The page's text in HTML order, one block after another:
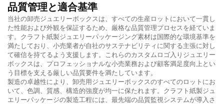
品質管理と適合基準
当社の卸売ジュエリーボックスは、すべての生産ロットにおいて一貫し
た性能および外観を保証するため、厳格な品質管理プロセスを経ていま
す。クラフト紙製ジュエリーパッケージング素材は国際的な環境基準を
満たしており、小売業者が自社のサステナビリティに関する主張に対し
て確信を持てるよう支援します。これらのカスタムロゴ入りジュエリー
ボックスは、プロフェッショナルな小売業務および顧客満足度向上とい
う目標を支える厳しい品質要件を満たしています。
製造の卓越性により、卸売用ジュエリーボックスのすべてのロットにお
いて、色調、質感、構造的強度が均一に保たれます。クラフト紙製ジュ
エリーパッケージの製造工程には、最先端の品質監視システムが導入さ